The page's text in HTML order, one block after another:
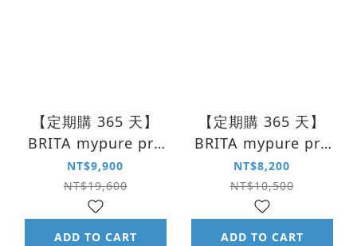
【定期購 365 天】
BRITA mypure pro
X9 三道濾芯組 PF｜
ION-X｜CB-UP
NT$9,900
NT$19,600
ADD TO CART
【定期購 365 天】
BRITA mypure pro
X6 三道濾芯組 PF｜
ION-X｜CB-UF
NT$8,200
NT$10,500
ADD TO CART